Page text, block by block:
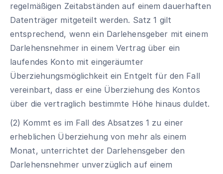
regelmäßigen Zeitabständen auf einem dauerhaften
Datenträger mitgeteilt werden. Satz 1 gilt
entsprechend, wenn ein Darlehensgeber mit einem
Darlehensnehmer in einem Vertrag über ein
laufendes Konto mit eingeräumter
Überziehungsmöglichkeit ein Entgelt für den Fall
vereinbart, dass er eine Überziehung des Kontos
über die vertraglich bestimmte Höhe hinaus duldet.
(2) Kommt es im Fall des Absatzes 1 zu einer
erheblichen Überziehung von mehr als einem
Monat, unterrichtet der Darlehensgeber den
Darlehensnehmer unverzüglich auf einem